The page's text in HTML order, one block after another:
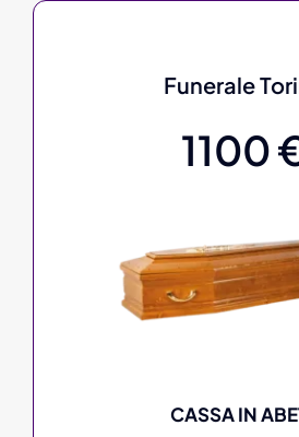
Funerale
1100
CASSA IN